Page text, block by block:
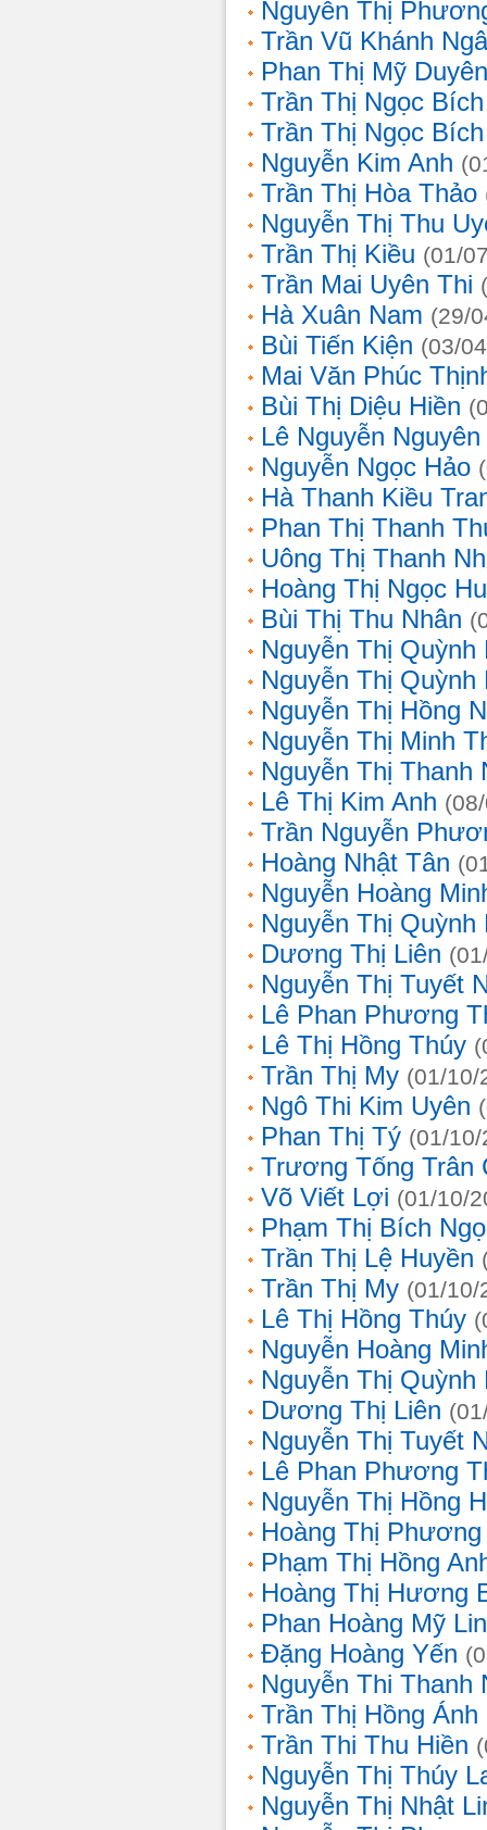
Nguyễn Thị
Trần Vũ Khánh
Phan Thị Mỹ Duyên
Trần Thị Ngọc Bích
Trần Thị Ngọc Bích
Nguyễn Kim Anh
Trần Thị Hòa Thảo
Nguyễn Thị Thu
Trần Thị Kiều (01/
Trần Mai Uyên Thi
Hà Xuân Nam (29/
Bùi Tiến Kiện (03/
Mai Văn Phúc
Bùi Thị Diệu Hiền
Lê Nguyễn
Nguyễn Ngọc Hảo
Hà Thanh Kiều
Phan Thị Thanh
Uông Thị Thanh
Hoàng Thị Ngọc
Bùi Thị Thu Nhân
Nguyễn Thị Quỳnh
Nguyễn Thị Quỳnh
Nguyễn Thị Hồng
Nguyễn Thị Minh
Nguyễn Thị Thanh
Lê Thị Kim Anh
Trần Nguyễn
Hoàng Nhật Tân
Nguyễn Hoàng
Nguyễn Thị Quỳnh
Dương Thị Liên
Nguyễn Thị Tuyết
Lê Phan Phương
Lê Thị Hồng Thúy
Trần Thị My (01/10/
Ngô Thi Kim Uyên
Phan Thị Tý (01/
Trương Tống Trân
Võ Viết Lợi (01/10/
Phạm Thị Bích
Trần Thị Lệ Huyền
Trần Thị My (01/10/
Lê Thị Hồng Thúy
Nguyễn Hoàng
Nguyễn Thị Quỳnh
Dương Thị Liên
Nguyễn Thị Tuyết
Lê Phan Phương
Nguyễn Thị Hồng
Hoàng Thị Phương
Phạm Thị Hồng
Hoàng Thị Hương
Phan Hoàng Mỹ
Đặng Hoàng Yến
Nguyễn Thi Thanh
Trần Thị Hồng Ánh
Trần Thi Thu Hiền
Nguyễn Thị Thúy
Nguyễn Thị Nhật